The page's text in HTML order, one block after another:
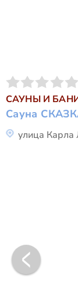
САУНЫ И
Сауна
улица Карла